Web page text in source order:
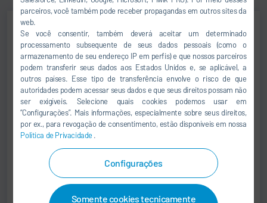
parceiros, você também pode receber propagandas em outros sites da
web.
Se você consentir, também deverá aceitar um determinado
processamento subsequente de seus dados pessoais (como o
armazenamento de seu endereço IP em perfis) e que nossos parceiros
podem transferir seus dados aos Estados Unidos e, se aplicável, a
outros países. Esse tipo de transferência envolve o risco de que
autoridades podem acessar seus dados e que seus direitos possam não
ser exigíveis. Selecione quais cookies podemos usar em
“Configurações”. Mais informações, especialmente sobre seus direitos,
por ex., para revogação de consentimento, estão disponíveis em nossa
Política de Privacidade .
Configurações
Somente cookies tecnicamente
William Mundim
SALES
+55 11 5632-4641
vendas@durr.com.br
Rua Arnaldo Magniccaro, 500, Vila
04691-060 São Paulo - SP